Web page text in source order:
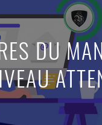
DU